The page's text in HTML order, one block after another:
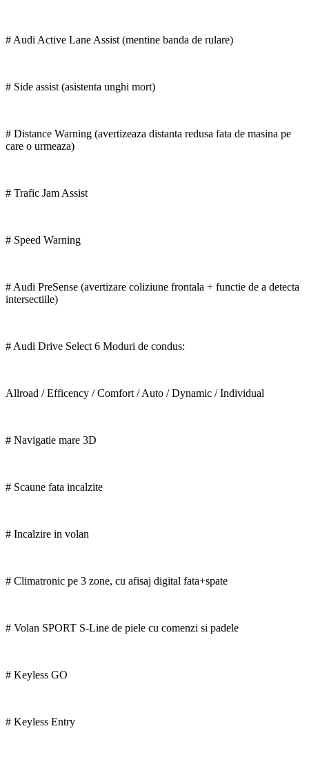
# Audi Active Lane Assist (mentine banda de rulare)
# Side assist (asistenta unghi mort)
# Distance Warning (avertizeaza distanta redusa fata de masina pe
care o urmeaza)
# Trafic Jam Assist
# Speed Warning
# Audi PreSense (avertizare coliziune frontala + functie de a detecta
intersectiile)
# Audi Drive Select 6 Moduri de condus:
Allroad / Efficency / Comfort / Auto / Dynamic / Individual
# Navigatie mare 3D
# Scaune fata incalzite
# Incalzire in volan
# Climatronic pe 3 zone, cu afisaj digital fata+spate
# Volan SPORT S-Line de piele cu comenzi si padele
# Keyless GO
# Keyless Entry